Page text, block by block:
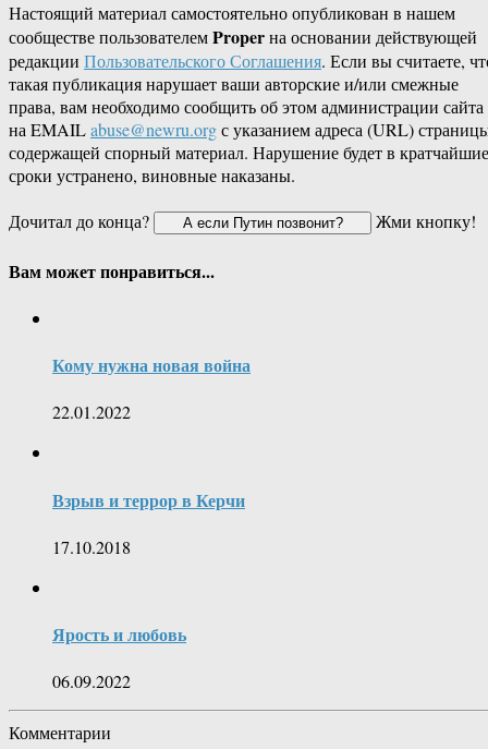
Настоящий материал самостоятельно опубликован в нашем
сообществе пользователемProperна основании действующей
редакции Пользовательского Соглашения. Если вы считаете,
такая публикация нарушает ваши авторские и/или смежные
права, вам необходимо сообщить об этом администрации сайта
на EMAILabuse@newru.orgс указанием адреса (URL)
содержащей спорный материал. Нарушение будет в кратчайшие
сроки устранено, виновные наказаны.
Дочитал до конца?
Жми кнопку!
Вам может понравиться...
Кому нужна новая война
22.01.2022
Взрыв и террор в Керчи
17.10.2018
Ярость и любовь
06.09.2022
Комментарии